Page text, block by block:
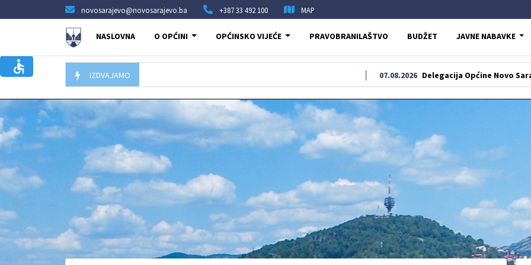
novosarajevo@novosarajevo.ba +387 33 492 100 MAP
NASLOVNA O OPĆINI OPĆINSKO VIJEĆE PRAVOBRANILAŠTVO BUDŽET JAVNE NABAVKE
IZDVAJAMO Delegacija Općine Novo Sarajevo